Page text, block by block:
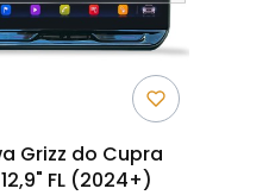
Grizz do Cupra
FL (2024+)